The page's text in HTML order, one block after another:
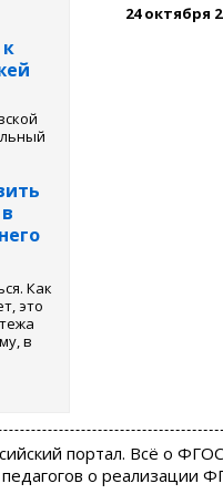
24 октября
Как
это
в
портал. Всё о
о реализации